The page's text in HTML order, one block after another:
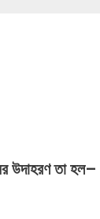
উদাহরণতাহল–